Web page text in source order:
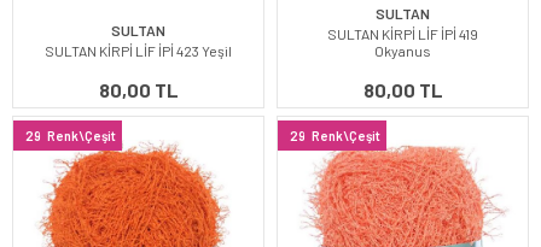
SULTAN
SULTAN KİRPİ LİF İPİ 423 Yeşil
80,00 TL
SULTAN
SULTAN KİRPİ LİF İPİ 419
Okyanus
80,00 TL
29 Renk\Çeşit 29 Renk\Çeşit